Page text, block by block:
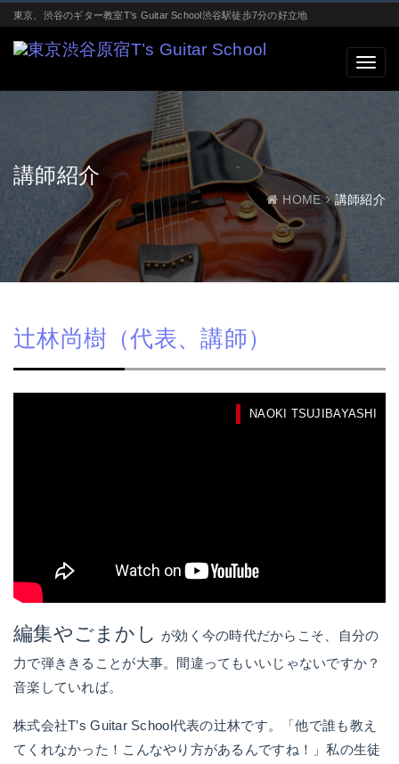
東京、渋谷のギター教室T‘s Guitar School渋谷駅徒歩7分の好立地
講師紹介
HOME 講師紹介
辻林尚樹（代表、講師）
NAOKI TSUJIBAYASHI
編集やごまかし が効く今の時代だからこそ、自分の
力で弾ききることが大事。間違ってもいいじゃないですか？
音楽していれば。
株式会社T’s Guitar School代表の辻林です。「他で誰も教え
てくれなかった！こんなやり方があるんですね！」私の生徒